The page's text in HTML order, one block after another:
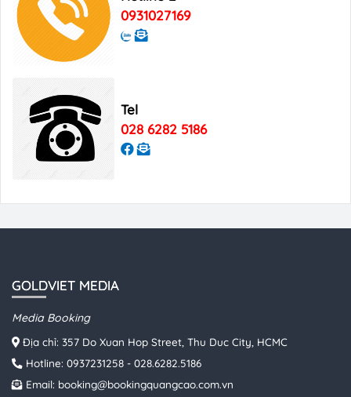
Vietnam0931027169
Tel
028 6282 5186
GOLDVIET MEDIA
Media Booking
Địa chỉ: 357 Do Xuan Hop Street, Thu Duc City, HCMC
Hotline: 0937231258 - 028.6282.5186
Email: booking@bookingquangcao.com.vn